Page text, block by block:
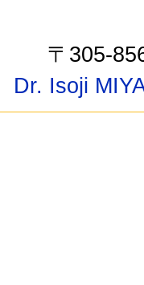
〒305-
Dr. Isoji